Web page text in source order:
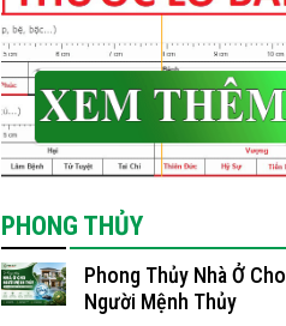
PHONG THỦY
Phong Thủy Nhà Ở Cho
Người Mệnh Thủy